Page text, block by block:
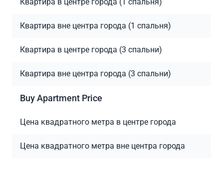
Квартира вне центра города (1 спальня)
Квартира в центре города (3 спальни)
Квартира вне центра города (3 спальни)
Buy Apartment Price
Цена квадратного метра в центре города
Цена квадратного метра вне центра города